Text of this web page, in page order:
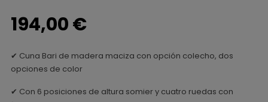
194,00 €
✔ Cuna Bari de madera maciza con opción colecho, dos
opciones de color
✔ Con 6 posiciones de altura somier y cuatro ruedas con